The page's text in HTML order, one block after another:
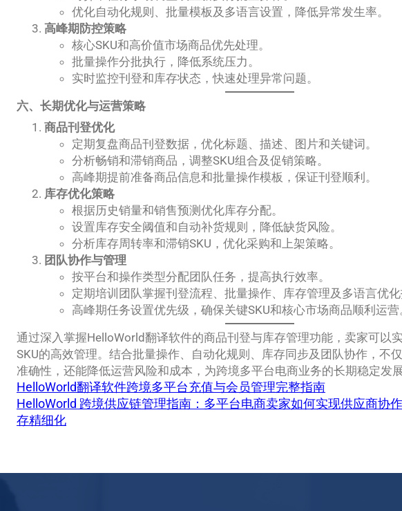
优化自动化规则、批量模板及多语言设置，降低异常发生率。
高峰期防控策略
核心SKU和高价值市场商品优先处理。
批量操作分批执行，降低系统压力。
实时监控刊登和库存状态，快速处理异常问题。
六、长期优化与运营策略
商品刊登优化
定期复盘商品刊登数据，优化标题、描述、图片和关键词。
分析畅销和滞销商品，调整SKU组合及促销策略。
高峰期提前准备商品信息和批量操作模板，保证刊登顺利。
库存优化策略
根据历史销量和销售预测优化库存分配。
设置库存安全阈值和自动补货规则，降低缺货风险。
分析库存周转率和滞销SKU，优化采购和上架策略。
团队协作与管理
按平台和操作类型分配团队任务，提高执行效率。
定期培训团队掌握刊登流程、批量操作、库存管理及多语言优化
高峰期任务设置优先级，确保关键SKU和核心市场商品顺利运营
通过深入掌握HelloWorld翻译软件的商品刊登与库存管理功能，卖家可以
SKU的高效管理。结合批量操作、自动化规则、库存同步及团队协作，不
准确性，还能降低运营风险和成本，为跨境多平台电商业务的长期稳定发
HelloWorld翻译软件跨境多平台充值与会员管理完整指南
HelloWorld 跨境供应链管理指南：多平台电商卖家如何实现供应商协
存精细化